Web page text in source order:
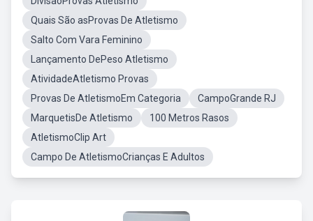
Quais São asProvas De Atletismo
Salto Com Vara Feminino
Lançamento DePeso Atletismo
AtividadeAtletismo Provas
Provas De AtletismoEm Categoria
CampoGrande RJ
MarquetisDe Atletismo
100 Metros Rasos
AtletismoClip Art
Campo De AtletismoCrianças E Adultos